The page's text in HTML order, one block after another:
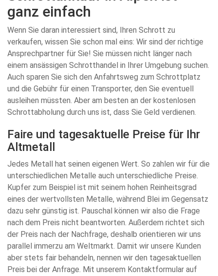
ganz einfach
Wenn Sie daran interessiert sind, Ihren Schrott zu
verkaufen, wissen Sie schon mal eins: Wir sind der richtige
Ansprechpartner für Sie! Sie müssen nicht länger nach
einem ansässigen Schrotthandel in Ihrer Umgebung suchen.
Auch sparen Sie sich den Anfahrtsweg zum Schrottplatz
und die Gebühr für einen Transporter, den Sie eventuell
ausleihen müssten. Aber am besten an der kostenlosen
Schrottabholung durch uns ist, dass Sie Geld verdienen.
Faire und tagesaktuelle Preise für Ihr
Altmetall
Jedes Metall hat seinen eigenen Wert. So zahlen wir für die
unterschiedlichen Metalle auch unterschiedliche Preise.
Kupfer zum Beispiel ist mit seinem hohen Reinheitsgrad
eines der wertvollsten Metalle, während Blei im Gegensatz
dazu sehr günstig ist. Pauschal können wir also die Frage
nach dem Preis nicht beantworten. Außerdem richtet sich
der Preis nach der Nachfrage, deshalb orientieren wir uns
parallel immerzu am Weltmarkt. Damit wir unsere Kunden
aber stets fair behandeln, nennen wir den tagesaktuellen
Preis bei der Anfrage. Mit unserem Kontaktformular auf